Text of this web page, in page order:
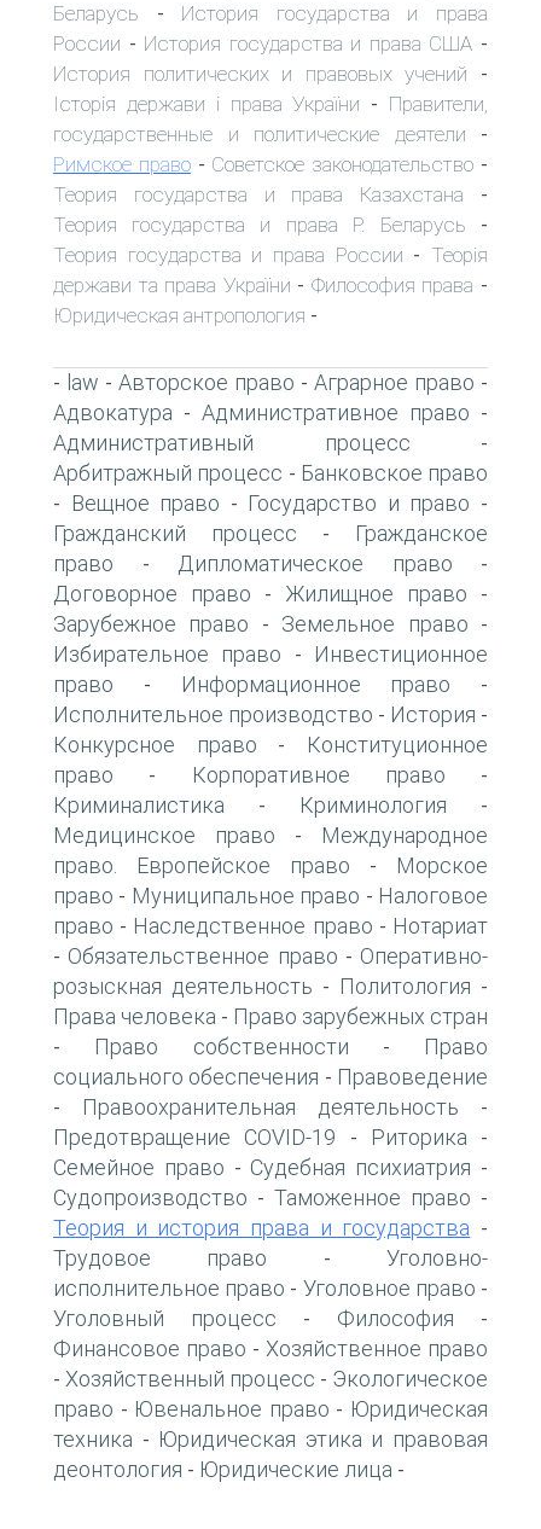
Беларусь - История государства и права
России - История государства и права США -
История политических и правовых учений -
Історія держави і права України - Правители,
государственные и политические деятели -
Римское право- Советское законодательство -
Теория государства и права Казахстана -
Теория государства и права Р. Беларусь -
Теория государства и права России - Теорія
держави та права України - Философия права -
Юридическая антропология -
- law - Авторское право - Аграрное право -
Адвокатура - Административное право -
Административный процесс -
Арбитражный процесс - Банковское право
- Вещное право - Государство и право -
Гражданский процесс -
Гражданское
право - Дипломатическое право -
Договорное право - Жилищное право -
Зарубежное право - Земельное право -
Избирательное право -
Инвестиционное
право - Информационное право -
Исполнительное производство - История -
Конкурсное право -
Конституционное
право - Корпоративное право -
Криминалистика - Криминология -
Медицинское право -
Международное
право. Европейское право -
Морское
право - Муниципальное право - Налоговое
право - Наследственное право - Нотариат
- Обязательственное право - Оперативно-
розыскная деятельность - Политология -
Права человека - Право зарубежных стран
- Право собственности -
Право
социального обеспечения - Правоведение
- Правоохранительная деятельность -
Предотвращение COVID-19 - Риторика -
Семейное право - Судебная психиатрия -
Судопроизводство - Таможенное право -
Теория и история права и государства -
Трудовое право - Уголовно-
исполнительное право - Уголовное право -
Уголовный процесс - Философия -
Финансовое право - Хозяйственное право
- Хозяйственный процесс - Экологическое
право - Ювенальное право - Юридическая
техника - Юридическая этика и правовая
деонтология - Юридические лица -